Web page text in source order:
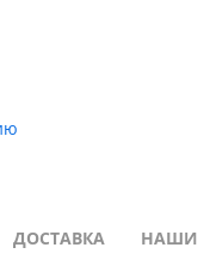
ДОСТАВКА НАШИ